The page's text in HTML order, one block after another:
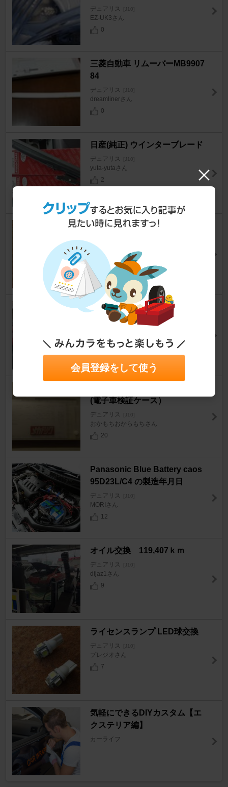
デュアリス [J10]
EZ-UK3さん
0
三菱自動車 リムーバーMB9907
84
デュアリス [J10]
dreamlinerさん
0
日産(純正) ウインターブレード
デュアリス [J10]
yuta-yutaさん
2
COSMIC MOOK 工場見学＆社
デュアリス [J10]
ジンズーさん
34
ノーブランド ユーロナンバープ
レート
SATO@黒る～くすさん
0
(電子車検証ケース）
デュアリス [J10]
おかもちおからもちさん
20
Panasonic Blue Battery caos
95D23L/C4 の製造年月日
デュアリス [J10]
MORIさん
12
オイル交換 119,407ｋｍ
デュアリス [J10]
dijaz1さん
9
ライセンスランプ LED球交換
デュアリス [J10]
プレジオさん
7
気軽にできるDIYカスタム【エ
クステリア編】
カーライフ
会員登録をして使う